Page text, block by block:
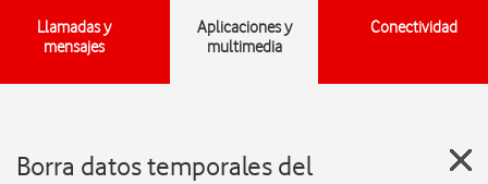
Llamadas y
mensajes
Aplicaciones y
multimedia
Conectividad
Borra datos temporales del